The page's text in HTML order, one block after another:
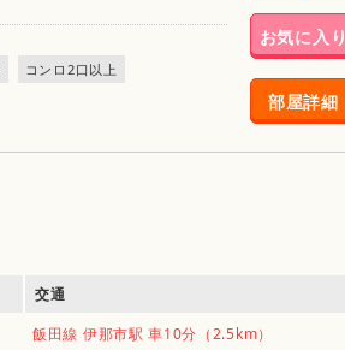
お気に入り
部屋詳細
コンロ2口以上
交通
飯田線 伊那市駅 車10分（2.5km）